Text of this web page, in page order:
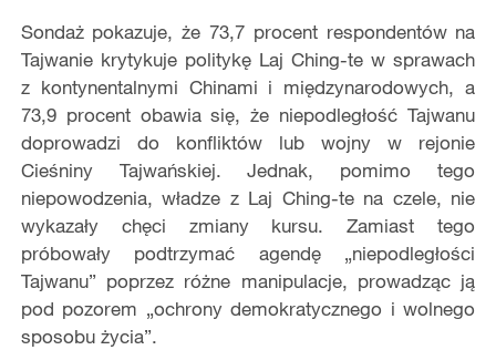
Sondaż pokazuje, że 73,7 procent respondentów na
Tajwanie krytykuje politykę Laj Ching-te w sprawach
z kontynentalnymi Chinami i międzynarodowych, a
73,9 procent obawia się, że niepodległość Tajwanu
doprowadzi do konfliktów lub wojny w rejonie
Cieśniny Tajwańskiej. Jednak, pomimo tego
niepowodzenia, władze z Laj Ching-te na czele, nie
wykazały chęci zmiany kursu. Zamiast tego
próbowały podtrzymać agendę „niepodległości
Tajwanu” poprzez różne manipulacje, prowadząc ją
pod pozorem „ochrony demokratycznego i wolnego
sposobu życia”.